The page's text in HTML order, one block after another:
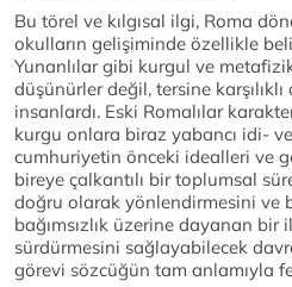
Bu törel ve kılgısal ilgi, Roma
okulların gelişiminde özellikle
Yunanlılar gibi kurgul ve
düşünürler değil, tersine
insanlardı. Eski Romalılar
kurgu onlara biraz yabancı idi-
cumhuriyetin önceki idealleri ve
bireye çalkantılı bir toplumsal
doğru olarak yönlendirmesini ve
bağımsızlık üzerine dayanan bir
sürdürmesini sağlayabilecek
görevi sözcüğün tam anlamıyla